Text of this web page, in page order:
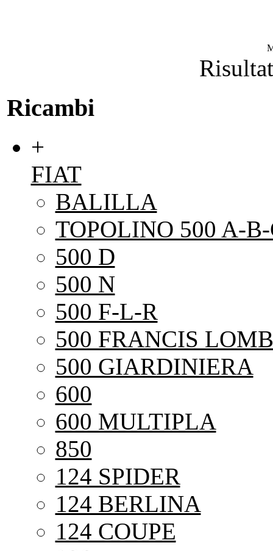
Ricambi
+
FIAT
BALILLA
TOPOLINO 500 A-
500 D
500 N
500 F-L-R
500 FRANCIS
500 GIARDINIERA
600
600 MULTIPLA
850
124 SPIDER
124 BERLINA
124 COUPE